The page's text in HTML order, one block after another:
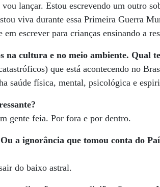
lançar. Estou escrevendo um outro
viva durante essa Primeira Guerra
escrever para crianças ensinando a
na cultura e no meio ambiente. Qual
que está acontecendo no
saúde física, mental, psicológica e
gente feia. Por fora e por dentro.
a ignorância que tomou conta do
do baixo astral.